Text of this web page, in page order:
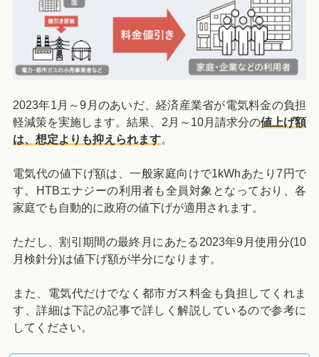
2023年1月～9月のあいだ、経済産業省が電気料金の負担
軽減策を実施します。結果、2月～10月請求分の値上げ額
は、想定よりも抑えられます。
電気代の値下げ額は、一般家庭向けで1kWhあたり7円で
す。HTBエナジーの利用者も全員対象となっており、各
家庭でも自動的に政府の値下げが適用されます。
ただし、割引期間の最終月にあたる2023年9月使用分(10
月検針分)は値下げ額が半分になります。
また、電気代だけでなく都市ガス料金も負担してくれま
す、詳細は下記の記事で詳しく解説しているので参考に
してください。